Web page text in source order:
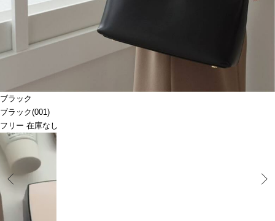
ブラック
ブラック(001)
フリー 在庫なし
Prev